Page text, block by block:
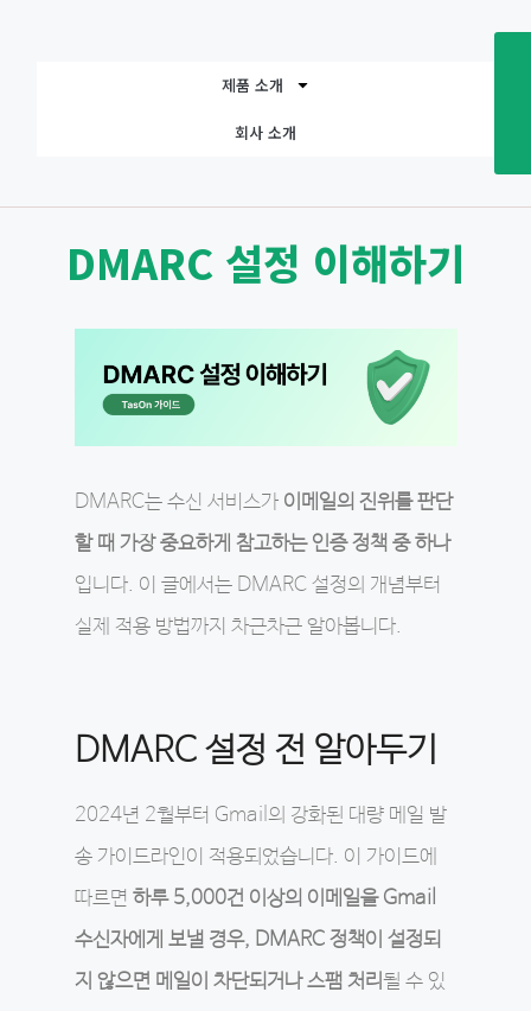
제품 소개
회사 소개
DMARC 설정 이해하기
DMARC는 수신 서비스가 이메일의 진위를 판단
할 때 가장 중요하게 참고하는 인증 정책 중 하나
입니다. 이 글에서는 DMARC 설정의 개념부터
실제 적용 방법까지 차근차근 알아봅니다.
DMARC 설정 전 알아두기
2024년 2월부터 Gmail의 강화된 대량 메일 발
송 가이드라인이 적용되었습니다. 이 가이드에
따르면 하루 5,000건 이상의 이메일을 Gmail
수신자에게 보낼 경우, DMARC 정책이 설정되
지 않으면 메일이 차단되거나 스팸 처리될 수 있